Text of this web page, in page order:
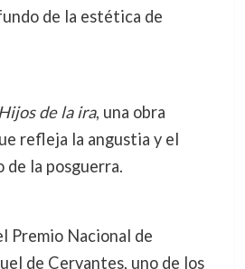
de la estética de
Hijos de la ira, una obra
refleja la angustia y el
de la posguerra.
Premio Nacional de
de Cervantes, uno de los